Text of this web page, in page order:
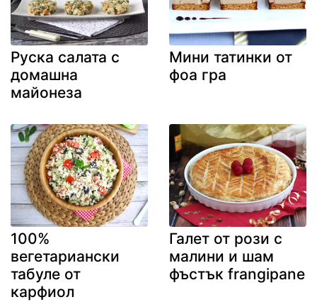
Руска салата с
домашна
майонеза
Мини татинки от
фоа гра
100%
вегетариански
табуле от
карфиол
Галет от рози с
малини и шам
фъстък frangipane